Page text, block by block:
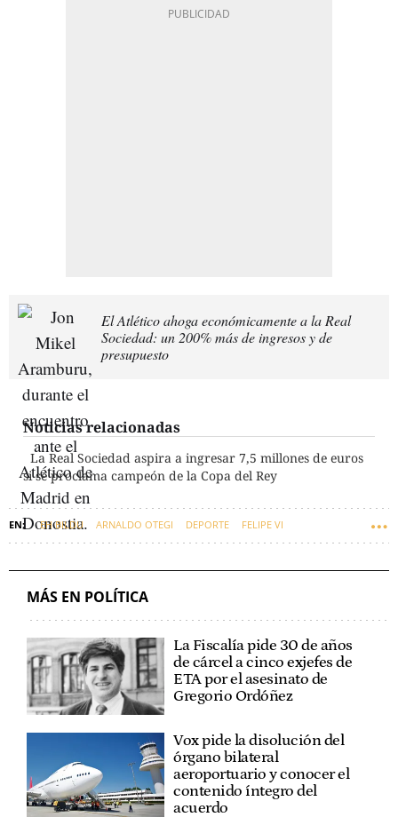
El Atlético ahoga económicamente a la Real
Sociedad: un 200% más de ingresos y de
presupuesto
Noticias relacionadas
La Real Sociedad aspira a ingresar 7,5 millones de euros
si se proclama campeón de la Copa del Rey
EH BILDU ARNALDO OTEGI DEPORTE FELIPE VI
MÁS EN POLÍTICA
La Fiscalía pide 30 de años
de cárcel a cinco exjefes de
ETA por el asesinato de
Gregorio Ordóñez
Vox pide la disolución del
órgano bilateral
aeroportuario y conocer el
contenido íntegro del
acuerdo